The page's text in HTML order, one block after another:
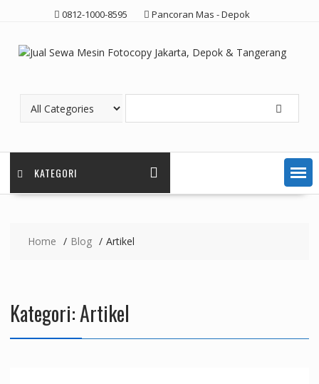
0812-1000-8595 Pancoran Mas - Depok
KATEGORI
Home Blog Artikel
Kategori:Artikel